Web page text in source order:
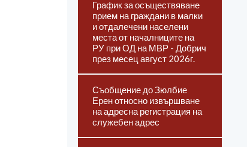
График за осъществяване
прием на граждани в малки
и отдалечени населени
места от началниците на
РУ при ОД на МВР - Добрич
през месец август 2026г.
Съобщение до Зюлбие
Ерен относно извършване
на адресна регистрация на
служебен адрес